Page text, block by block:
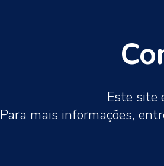
Este site
Para mais informações,